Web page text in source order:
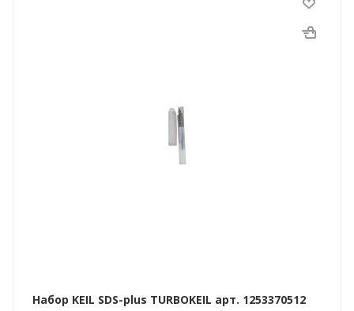
Набор KEIL SDS-plus TURBOKEIL арт. 1253370512